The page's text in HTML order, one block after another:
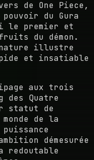
de One Piece,
du Gura
le premier et
du démon.
nature illustre
et insatiable
aux trois
des Quatre
statut de
de la
démesurée
redoutable